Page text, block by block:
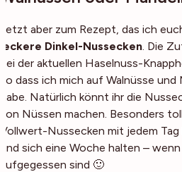
Jetzt aber zum Rezept, das ich
leckere Dinkel-Nussecken. Die
bei der aktuellen Haselnuss-
so dass ich mich auf Walnüsse
habe. Natürlich könnt ihr die
von Nüssen machen. Besonders
Vollwert-Nussecken mit jedem
und sich eine Woche halten –
aufgegessen sind 🙂